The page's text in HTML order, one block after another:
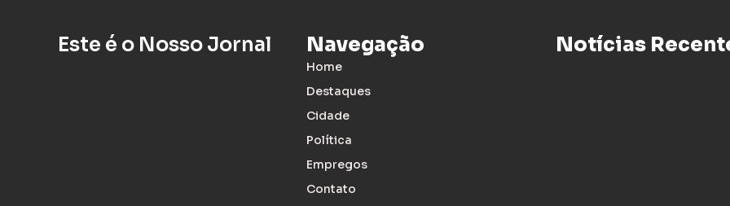
Este é o Nosso Jornal Navegação
Home
Destaques
Cidade
Política
Empregos
Contato
Notícias